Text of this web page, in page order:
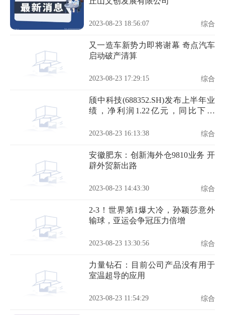
2023-08-23 18:56:07 综合
又一造车新势力即将谢幕 奇点汽车
启动破产清算
2023-08-23 17:29:15 综合
颀中科技(688352.SH)发布上半年业
绩，净利润1.22亿元，同比下降
2023-08-23 16:13:38 综合
安徽肥东：创新海外仓9810业务 开
辟外贸新出路
2023-08-23 14:43:30 综合
2-3！世界第1爆大冷，孙颖莎意外
输球，亚运会争冠压力倍增
2023-08-23 13:30:56 综合
力量钻石：目前公司产品没有用于
室温超导的应用
2023-08-23 11:54:29 综合